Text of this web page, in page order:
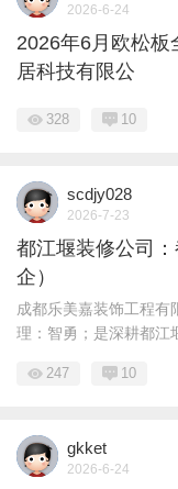
2026-6-24
2026年6月欧松板
居科技有限公
328 10
scdjy028
2026-7-23
都江堰装修公司
企）
成都乐美嘉装饰工程有
理：智勇；是深耕都江
247 10
gkket
2026-6-24